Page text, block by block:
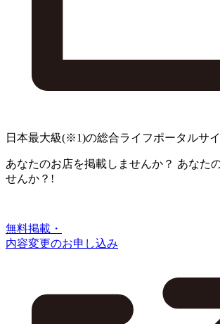
日本最大級(※1)の総合ライフポータルサ
あなたのお店を掲載しませんか？ あなた
せんか？!
無料掲載・
内容変更のお申し込み